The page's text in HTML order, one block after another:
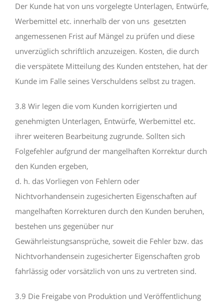
Der Kunde hat von uns vorgelegte Unterlagen, Entwürfe,
Werbemittel etc. innerhalb der von uns gesetzten
angemessenen Frist auf Mängel zu prüfen und diese
unverzüglich schriftlich anzuzeigen. Kosten, die durch
die verspätete Mitteilung des Kunden entstehen, hat der
Kunde im Falle seines Verschuldens selbst zu tragen.
3.8 Wir legen die vom Kunden korrigierten und
genehmigten Unterlagen, Entwürfe, Werbemittel etc.
ihrer weiteren Bearbeitung zugrunde. Sollten sich
Folgefehler aufgrund der mangelhaften Korrektur durch
den Kunden ergeben,
d. h. das Vorliegen von Fehlern oder
Nichtvorhandensein zugesicherten Eigenschaften auf
mangelhaften Korrekturen durch den Kunden beruhen,
bestehen uns gegenüber nur
Gewährleistungsansprüche, soweit die Fehler bzw. das
Nichtvorhandensein zugesicherter Eigenschaften grob
fahrlässig oder vorsätzlich von uns zu vertreten sind.
3.9 Die Freigabe von Produktion und Veröffentlichung